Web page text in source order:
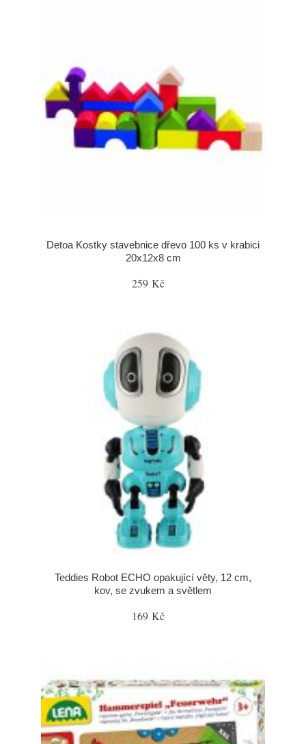
Detoa Kostky stavebnice dřevo 100 ks v krabici
20x12x8 cm
259 Kč
Teddies Robot ECHO opakující věty, 12 cm,
kov, se zvukem a světlem
169 Kč